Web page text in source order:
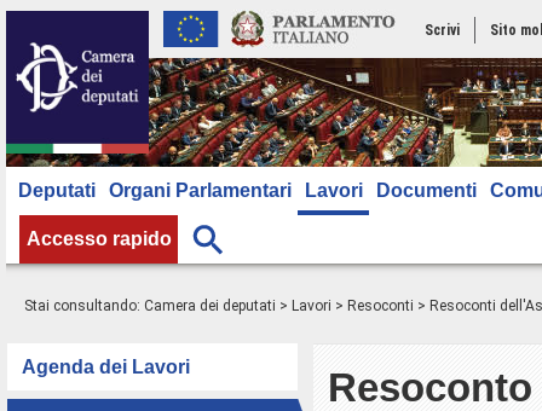
Scrivi Sito
Deputati Organi Parlamentari Lavori Documenti
Accesso rapido
Stai consultando: Camera dei deputati > Lavori > Resoconti > Resoconti
Agenda dei Lavori